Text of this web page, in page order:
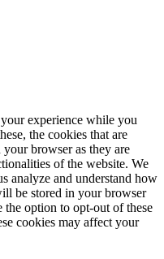
experience while you
the cookies that are
your browser as they are
of the website. We
analyze and understand how
be stored in your browser
option to opt-out of these
cookies may affect your